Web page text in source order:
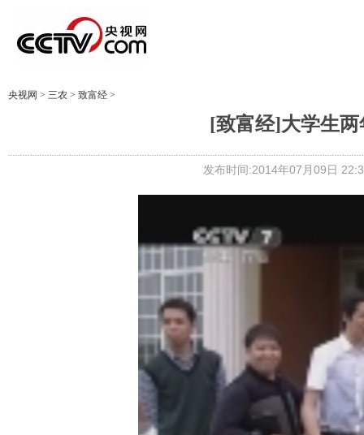
央视网 > 三农 > 致富经 >
[致富经]大学生两
发布时间:2014年07月09日